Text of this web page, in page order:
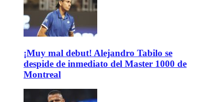
¡Muy mal debut! Alejandro Tabilo se
despide de inmediato del Master 1000 de
Montreal